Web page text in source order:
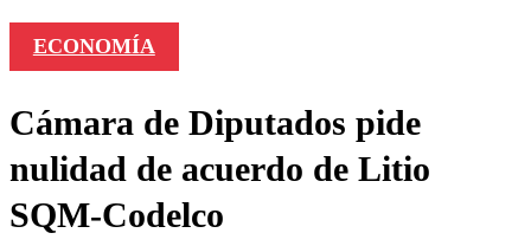
ECONOMÍA
Cámara de Diputados pide
nulidad de acuerdo de Litio
SQM-Codelco